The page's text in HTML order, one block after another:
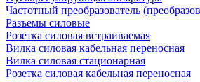
Частотный преобразователь
Разъемы силовые
Розетка силовая встраиваемая
Вилка силовая кабельная переносная
Вилка силовая стационарная
Розетка силовая кабельная переносная